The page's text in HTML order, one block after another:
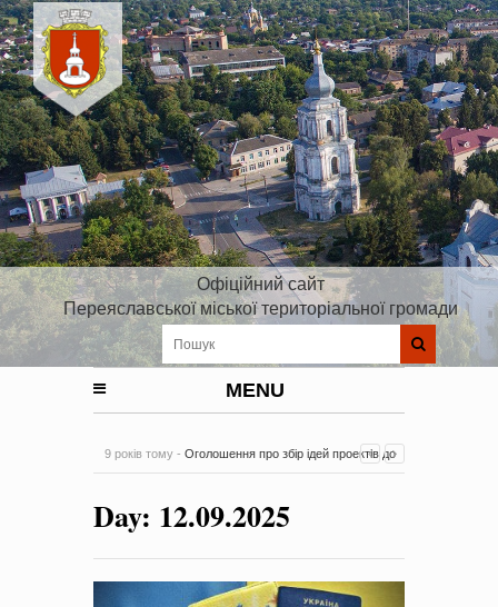
Офіційний сайт
Переяславської міської територіальної громади
MENU
9 років тому - Оголошення про збір ідей проектів до
на період 2018 – 2020 роки Оголошення про збір ідей
проектів
-0 Коментарів
Day: 12.09.2025